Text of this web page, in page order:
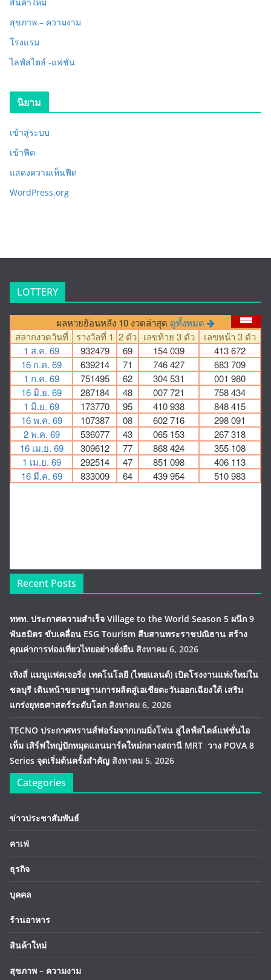
สุขภาพ – ความงาม
โรงแรม
ไลฟ์สไตล์ -แฟชั่น
นิยาม
เข้าสู่ระบบ
เข้าฟีด
แสดงความเห็นฟีด
WordPress.org
LOTTERY
Recent Posts
ททท. ประกาศความสำเร็จ Village to the World Season 5 ผนึก 9
พันธมิตร ขับเคลื่อน ESG Tourism สืบสานพระราชปณิธาน สร้าง
คุณค่าการท่องเที่ยวไทยอย่างยั่งยืน สิงหาคม 6, 2026
เหิงลี่ แมนูแฟคเจอริ่ง เทคโนโลยี (ไทยแลนด์) เปิดโรงงานแห่งใหม่ใน
ชลบุรี เดินหน้าขยายฐานการผลิตสู่เอเชียตะวันออกเฉียงใต้ เสริม
แกร่งยุทธศาสตร์ระดับโลก สิงหาคม 6, 2026
TECNO ประกาศทรานส์ฟอร์มจากเกมมิ่งโฟน สู่ไลฟ์สไตล์แฟชั่นไอ
เท็ม เสิร์ฟใหญ่ปักหมุดแลนมาร์คใหม่กลางสถานี MRT วาง POVA 8
Series จุดเริ่มต้นครั้งสำคัญ สิงหาคม 5, 2026
Categories
ข่าวประชาสัมพันธ์
คาเฟ่
ธุรกิจ
บุคคล
ร้านอาหาร
สินค้าใหม่
สุขภาพ – ความงาม